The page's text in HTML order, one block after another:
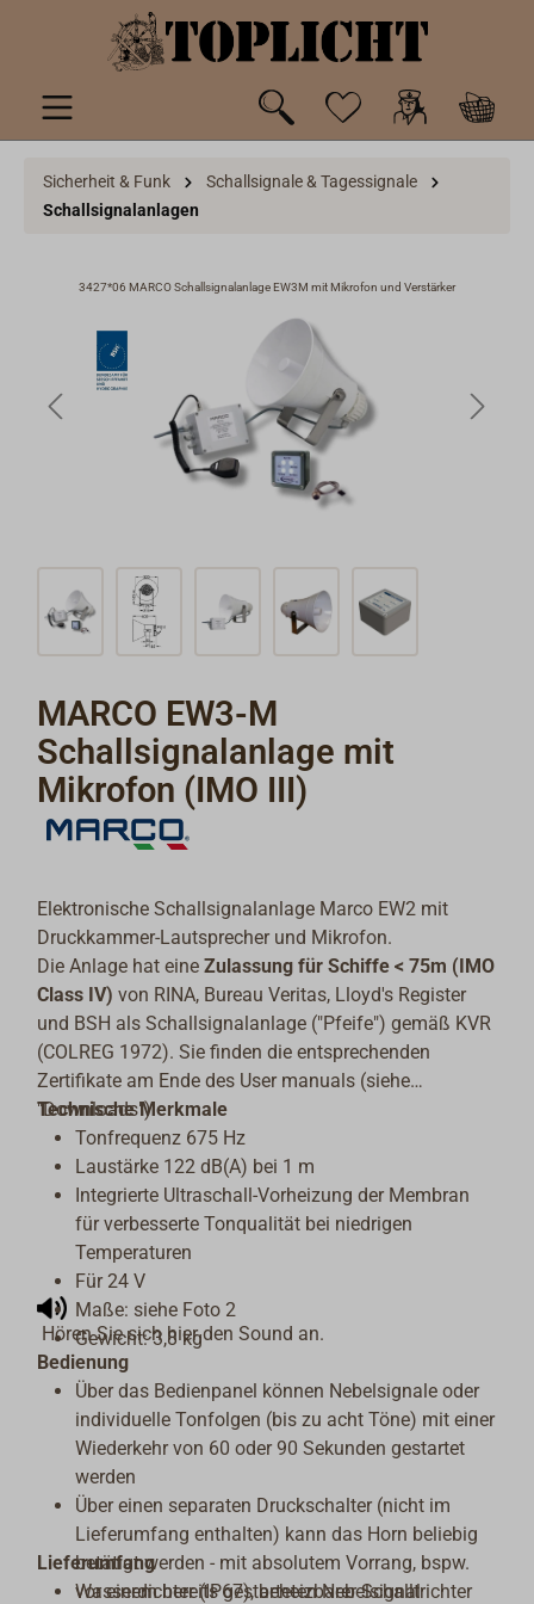
springen
Sicherheit & Funk
Schallsignale & Tagessignale
Schallsignalanlagen
3427*06 MARCO Schallsignalanlage EW3M mit Mikrofon und Verstärker
MARCO EW3-M
Schallsignalanlage mit
Mikrofon (IMO III)
Elektronische Schallsignalanlage Marco EW2 mit
Druckkammer-Lautsprecher und Mikrofon.
Die Anlage hat eineZulassung für Schiffe < 75m (IMO
Class IV) von RINA, Bureau Veritas, Lloyd's Register
und BSH als Schallsignalanlage ("Pfeife") gemäß KVR
(COLREG 1972). Sie finden die entsprechenden
Zertifikate am Ende des User manuals (siehe
"Downloads").
Technische Merkmale
Tonfrequenz 675 Hz
Laustärke 122 dB(A) bei 1 m
Integrierte Ultraschall-Vorheizung der Membran
für verbesserte Tonqualität bei niedrigen
Temperaturen
Für 24 V
Maße: siehe Foto 2
Gewicht: 3,8 kg
Hören Sie sich hier den Sound an.
Bedienung
Über das Bedienpanel können Nebelsignale oder
individuelle Tonfolgen (bis zu acht Töne) mit einer
Wiederkehr von 60 oder 90 Sekunden gestartet
werden
Über einen separaten Druckschalter (nicht im
Lieferumfang enthalten) kann das Horn beliebig
betätigt werden - mit absolutem Vorrang, bspw.
vor einem bereits gestarteten Nebelsignal
Lieferumfang
Wasserdichter (IP67), beheizbarer Schalltrichter